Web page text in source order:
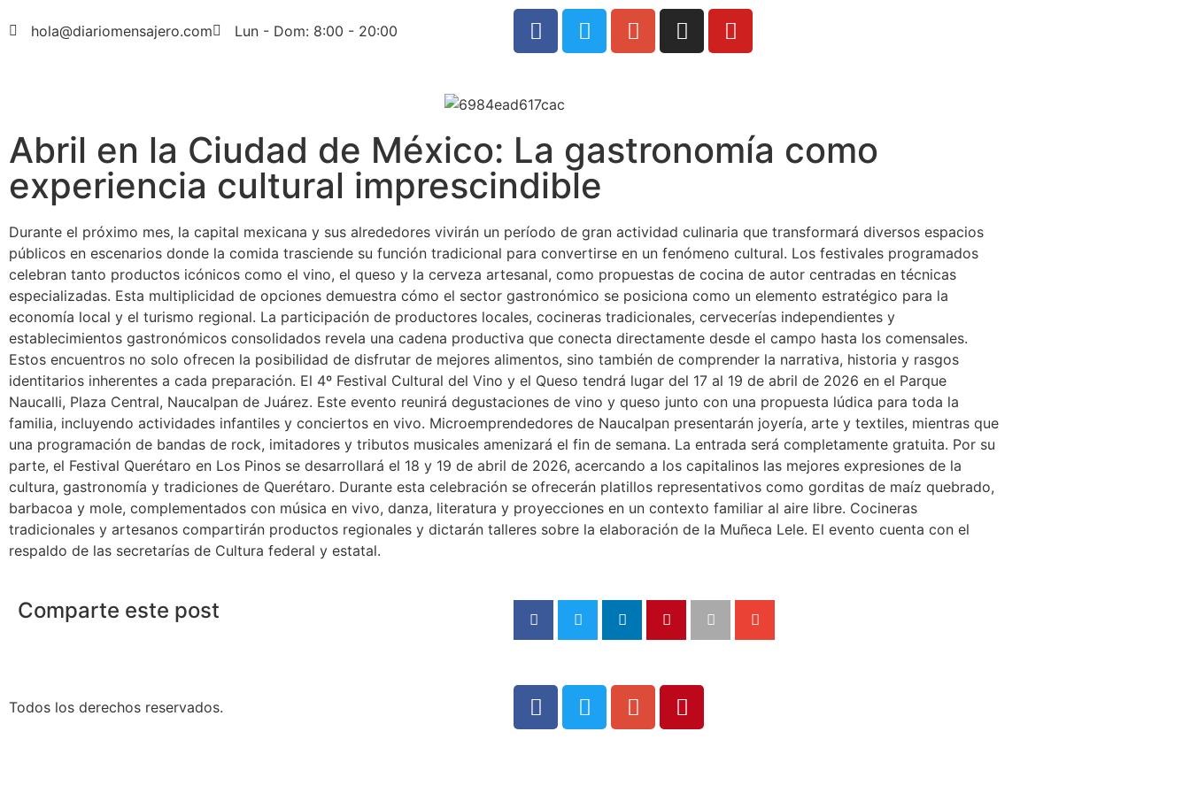
hola@diariomensajero.com Lun - Dom: 8:00 - 20:00
Abril en la Ciudad de México: La gastronomía como
experiencia cultural imprescindible
Durante el próximo mes, la capital mexicana y sus alrededores vivirán un período de gran actividad culinaria que transformará diversos espacios
públicos en escenarios donde la comida trasciende su función tradicional para convertirse en un fenómeno cultural. Los festivales programados
celebran tanto productos icónicos como el vino, el queso y la cerveza artesanal, como propuestas de cocina de autor centradas en técnicas
especializadas. Esta multiplicidad de opciones demuestra cómo el sector gastronómico se posiciona como un elemento estratégico para la
economía local y el turismo regional. La participación de productores locales, cocineras tradicionales, cervecerías independientes y
establecimientos gastronómicos consolidados revela una cadena productiva que conecta directamente desde el campo hasta los comensales.
Estos encuentros no solo ofrecen la posibilidad de disfrutar de mejores alimentos, sino también de comprender la narrativa, historia y rasgos
identitarios inherentes a cada preparación. El 4º Festival Cultural del Vino y el Queso tendrá lugar del 17 al 19 de abril de 2026 en el Parque
Naucalli, Plaza Central, Naucalpan de Juárez. Este evento reunirá degustaciones de vino y queso junto con una propuesta lúdica para toda la
familia, incluyendo actividades infantiles y conciertos en vivo. Microemprendedores de Naucalpan presentarán joyería, arte y textiles, mientras que
una programación de bandas de rock, imitadores y tributos musicales amenizará el fin de semana. La entrada será completamente gratuita. Por su
parte, el Festival Querétaro en Los Pinos se desarrollará el 18 y 19 de abril de 2026, acercando a los capitalinos las mejores expresiones de la
cultura, gastronomía y tradiciones de Querétaro. Durante esta celebración se ofrecerán platillos representativos como gorditas de maíz quebrado,
barbacoa y mole, complementados con música en vivo, danza, literatura y proyecciones en un contexto familiar al aire libre. Cocineras
tradicionales y artesanos compartirán productos regionales y dictarán talleres sobre la elaboración de la Muñeca Lele. El evento cuenta con el
respaldo de las secretarías de Cultura federal y estatal.
Comparte este post
Todos los derechos reservados.